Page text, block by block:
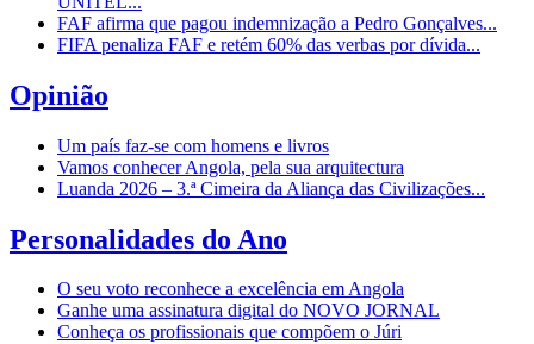
FAF afirma que pagou indemnização a Pedro Gonçalves...
FIFA penaliza FAF e retém 60% das verbas por dívida...
Opinião
Um país faz-se com homens e livros
Vamos conhecer Angola, pela sua arquitectura
Luanda 2026 – 3.ª Cimeira da Aliança das Civilizações...
Personalidades do Ano
O seu voto reconhece a excelência em Angola
Ganhe uma assinatura digital do NOVO JORNAL
Conheça os profissionais que compõem o Júri